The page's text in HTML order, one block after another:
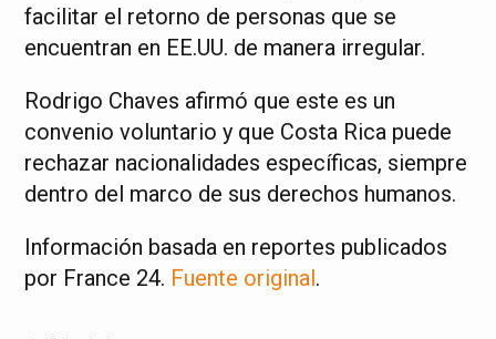
facilitar el retorno de personas que se
encuentran en EE.UU. de manera irregular.
Rodrigo Chaves afirmó que este es un
convenio voluntario y que Costa Rica puede
rechazar nacionalidades específicas, siempre
dentro del marco de sus derechos humanos.
Información basada en reportes publicados
por France 24. Fuente original.